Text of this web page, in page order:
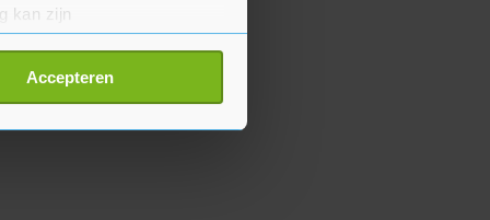
kan zijn
detailgedeelte
Accepteren